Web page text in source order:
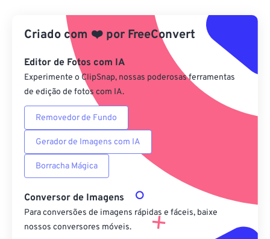
Do Google Drive
Do OneDrive
Da URL
Criado com ❤️ por FreeConvert
Editor de Fotos com IA
Experimente o ClipSnap, nossas poderosas ferramentas
de edição de fotos com IA.
Removedor de Fundo
Gerador de Imagens com IA
Borracha Mágica
Conversor de Imagens
Para conversões de imagens rápidas e fáceis, baixe
nossos conversores móveis.